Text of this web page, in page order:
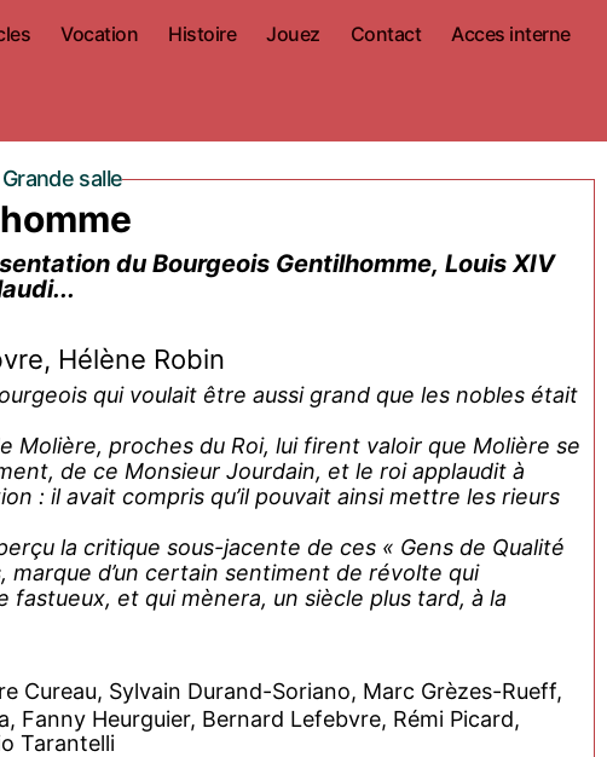
Vocation Histoire Jouez Contact Acces interne
Grande salle
du Bourgeois Gentilhomme, Louis XIV
Hélène Robin
qui voulait être aussi grand que les nobles était
Molière, proches du Roi, lui firent valoir que Molière se
de ce Monsieur Jourdain, et le roi applaudit à
: il avait compris qu’il pouvait ainsi mettre les rieurs
la critique sous-jacente de ces « Gens de Qualité
marque d’un certain sentiment de révolte qui
et qui mènera, un siècle plus tard, à la
Cureau, Sylvain Durand-Soriano, Marc Grèzes-Rueff,
Fanny Heurguier, Bernard Lefebvre, Rémi Picard,
Tarantelli